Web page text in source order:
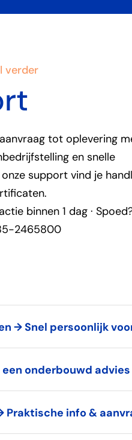
verder
tot oplevering
en snelle
support vind je
binnen 1 dag ·
2465800
→ Snel persoonlijk
onderbouwd advies
Praktische info &